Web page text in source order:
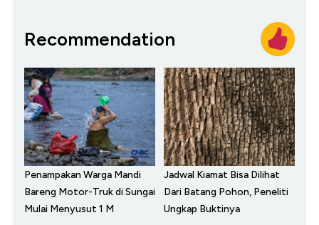
Recommendation
Penampakan Warga Mandi
Bareng Motor-Truk di Sungai
Mulai Menyusut 1 M
Jadwal Kiamat Bisa Dilihat
Dari Batang Pohon, Peneliti
Ungkap Buktinya